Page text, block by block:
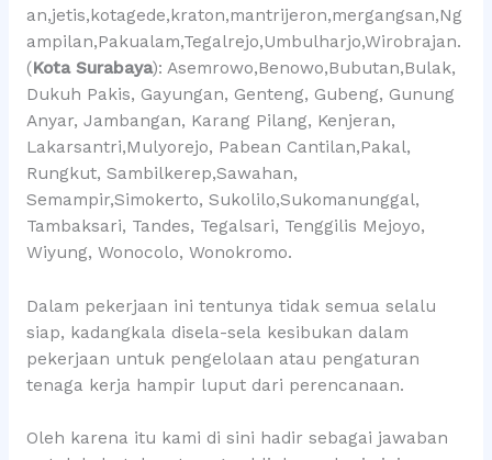
an,jetis,kotagede,kraton,mantrijeron,mergangsan,Ng
ampilan,Pakualam,Tegalrejo,Umbulharjo,Wirobrajan.
(Kota Surabaya): Asemrowo,Benowo,Bubutan,Bulak,
Dukuh Pakis, Gayungan, Genteng, Gubeng, Gunung
Anyar, Jambangan, Karang Pilang, Kenjeran,
Lakarsantri,Mulyorejo, Pabean Cantilan,Pakal,
Rungkut, Sambilkerep,Sawahan,
Semampir,Simokerto, Sukolilo,Sukomanunggal,
Tambaksari, Tandes, Tegalsari, Tenggilis Mejoyo,
Wiyung, Wonocolo, Wonokromo.
Dalam pekerjaan ini tentunya tidak semua selalu
siap, kadangkala disela-sela kesibukan dalam
pekerjaan untuk pengelolaan atau pengaturan
tenaga kerja hampir luput dari perencanaan.
Oleh karena itu kami di sini hadir sebagai jawaban